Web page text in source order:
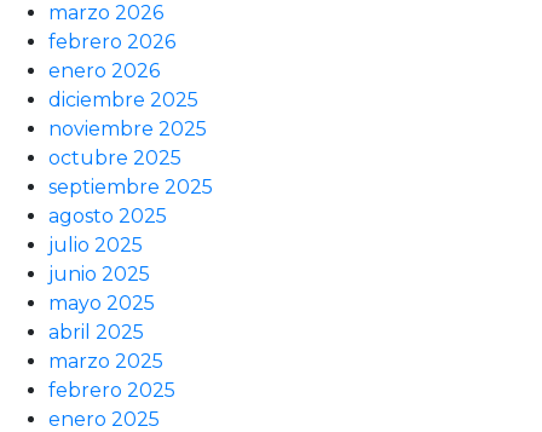
marzo 2026
febrero 2026
enero 2026
diciembre 2025
noviembre 2025
octubre 2025
septiembre 2025
agosto 2025
julio 2025
junio 2025
mayo 2025
abril 2025
marzo 2025
febrero 2025
enero 2025